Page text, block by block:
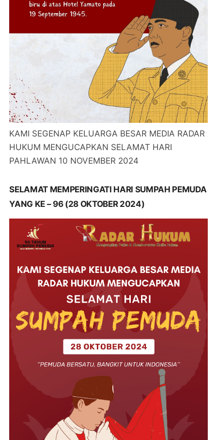
KAMI SEGENAP KELUARGA BESAR MEDIA RADAR
HUKUM MENGUCAPKAN SELAMAT HARI
PAHLAWAN 10 NOVEMBER 2024
SELAMAT MEMPERINGATI HARI SUMPAH PEMUDA
YANG KE – 96 (28 OKTOBER 2024)